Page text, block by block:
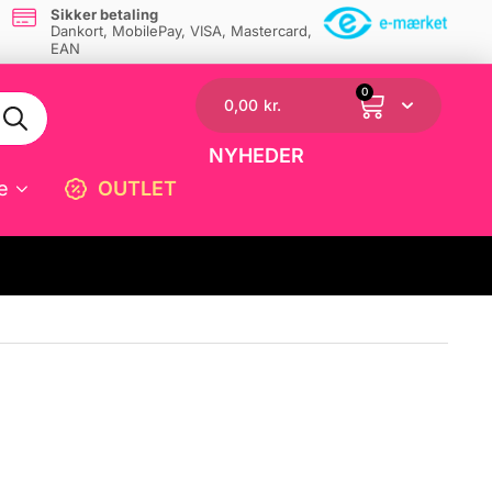
Sikker betaling
Dankort, MobilePay, VISA, Mastercard,
EAN
OUTLET
0,00 kr.
0
NYHEDER